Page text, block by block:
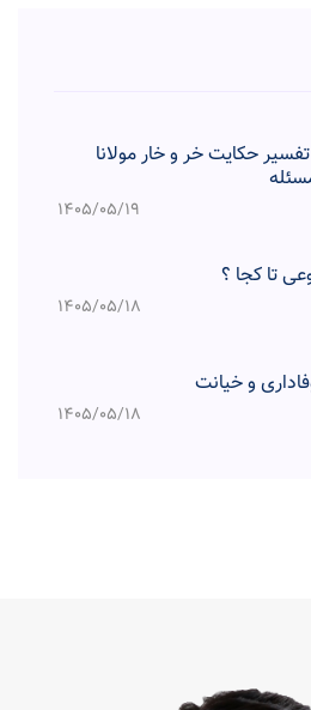
حکایت خر و خار مولانا
۱۴۰۵/۰۵/۱۹
تا کجا ؟‌
۱۴۰۵/۰۵/۱۸
و خیانت
۱۴۰۵/۰۵/۱۸